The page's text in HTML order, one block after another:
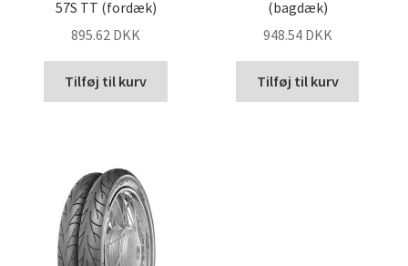
57S TT (fordæk)
895.62 DKK
Tilføj til kurv
(bagdæk)
948.54 DKK
Tilføj til kurv